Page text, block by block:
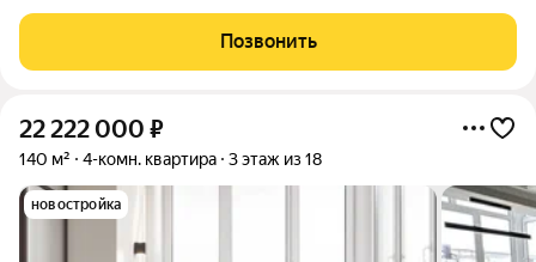
Позвонить
22 222 000 ₽
140 м² 4-комн. квартира 3 этаж из 18
новостройка